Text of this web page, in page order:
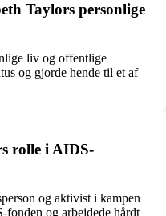
Taylors personlige
liv og offentlige
og gjorde hende til et af
rolle i AIDS-
og aktivist i kampen
og arbejdede hårdt